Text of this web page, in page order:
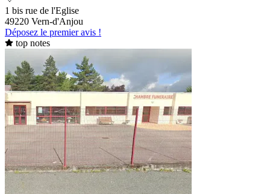
1 bis rue de l'Eglise
49220 Vern-d'Anjou
Déposez le premier avis !
top notes